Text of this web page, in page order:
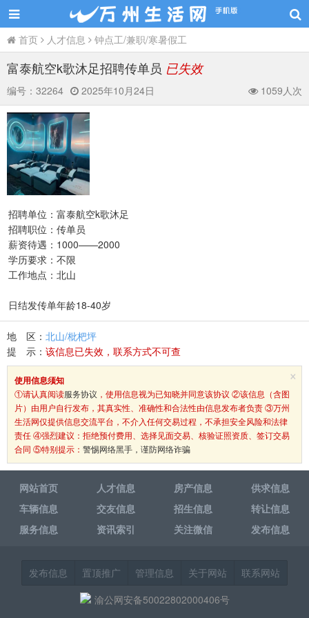
首页 人才信息 钟点工/兼职/寒暑假工
富泰航空k歌沐足招聘传单员 已失效
编号： 32264 2025年10月24日 1059人次
招聘单位：富泰航空k歌沐足
招聘职位：传单员
薪资待遇：1000——2000
学历要求：不限
工作地点：北山
日结发传单年龄18-40岁
地 区： 北山/枇杷坪
提 示： 该信息已失效，联系方式不可查
×
使用信息须知
①请认真阅读服务协议 ，使用信息视为已知晓并同意该协议 ②该信息（含图
片）由用户自行发布，其真实性、准确性和合法性由信息发布者负责 ③万州
生活网仅提供信息交流平台，不介入任何交易过程，不承担安全风险和法律
责任 ④强烈建议：拒绝预付费用、选择见面交易、核验证照资质、签订交易
合同 ⑤特别提示： 警惕网络黑手，谨防网络诈骗
网站首页 人才信息 房产信息
供求信息
车辆信息
交友信息 招生信息
转让信息
服务信息
资讯索引 关注微信 发布信息
发布信息 置顶推广 管理信息 关于网站
联系网站
渝公网安备50022802000406号